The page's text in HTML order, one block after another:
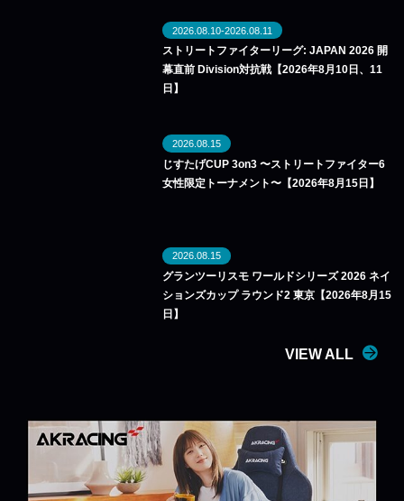
2026.08.10-2026.08.11
ストリートファイターリーグ: JAPAN 2026 開
幕直前 Division対抗戦【2026年8月10日、11
日】
2026.08.15
じすたげCUP 3on3 〜ストリートファイター6
女性限定トーナメント〜【2026年8月15日】
2026.08.15
グランツーリスモ ワールドシリーズ 2026 ネイ
ションズカップ ラウンド2 東京【2026年8月15
日】
VIEW ALL